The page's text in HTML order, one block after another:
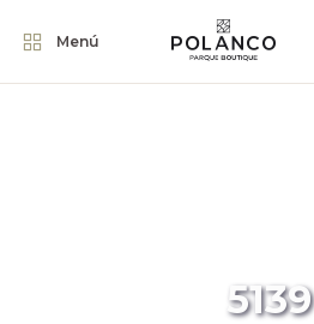
Menú
5139